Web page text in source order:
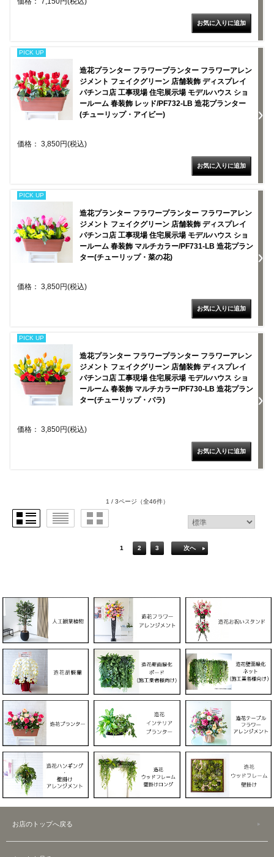
PICK UP
造花プランター フラワープランター フラワーアレン
ジメント フェイクグリーン 店舗装飾 ディスプレイ
パチンコ店 工事現場 住宅展示場 モデルハウス ショ
ールーム 春装飾 レッド/PF732-LB 造花プランター
(チューリップ・アイビー)
価格： 3,850円(税込)
PICK UP
造花プランター フラワープランター フラワーアレン
ジメント フェイクグリーン 店舗装飾 ディスプレイ
パチンコ店 工事現場 住宅展示場 モデルハウス ショ
ールーム 春装飾 マルチカラー/PF731-LB 造花プラン
ター(チューリップ・菜の花)
価格： 3,850円(税込)
PICK UP
造花プランター フラワープランター フラワーアレン
ジメント フェイクグリーン 店舗装飾 ディスプレイ
パチンコ店 工事現場 住宅展示場 モデルハウス ショ
ールーム 春装飾 マルチカラー/PF730-LB 造花プラン
ター(チューリップ・バラ)
価格： 3,850円(税込)
1 / 3ページ （全46件）
1 2 3 次へ
お店のトップへ戻る